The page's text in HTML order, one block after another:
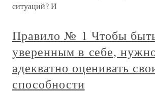
ситуаций? И
Правило № 1 Чтобы
уверенным в себе,
адекватно оценивать
способности